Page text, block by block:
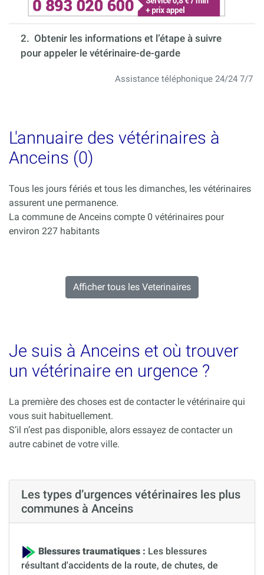
2. Obtenir les informations et l’étape à suivre
pour appeler le vétérinaire-de-garde
Assistance téléphonique 24/24 7/7
L'annuaire des vétérinaires à
Anceins (0)
Tous les jours fériés et tous les dimanches, les vétérinaires
assurent une permanence.
La commune de Anceins compte 0 vétérinaires pour
environ 227 habitants
Afficher tous les Veterinaires
Je suis à Anceins et où trouver
un vétérinaire en urgence ?
La première des choses est de contacter le vétérinaire qui
vous suit habituellement.
S’il n’est pas disponible, alors essayez de contacter un
autre cabinet de votre ville.
Les types d’urgences vétérinaires les plus
communes à Anceins
Blessures traumatiques : Les blessures
résultant d'accidents de la route, de chutes, de